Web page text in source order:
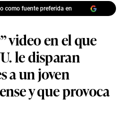
como fuente preferida en
video en el que
le disparan
a un joven
y que provoca